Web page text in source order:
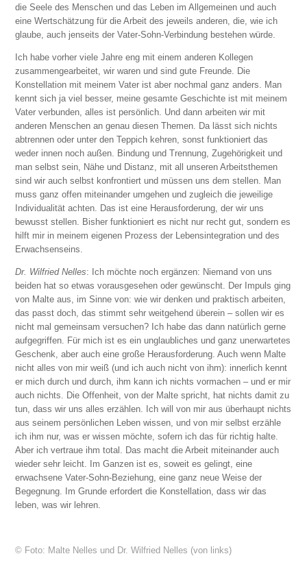
die Seele des Menschen und das Leben im Allgemeinen und auch
eine Wertschätzung für die Arbeit des jeweils anderen, die, wie ich
glaube, auch jenseits der Vater-Sohn-Verbindung bestehen würde.
Ich habe vorher viele Jahre eng mit einem anderen Kollegen
zusammengearbeitet, wir waren und sind gute Freunde. Die
Konstellation mit meinem Vater ist aber nochmal ganz anders. Man
kennt sich ja viel besser, meine gesamte Geschichte ist mit meinem
Vater verbunden, alles ist persönlich. Und dann arbeiten wir mit
anderen Menschen an genau diesen Themen. Da lässt sich nichts
abtrennen oder unter den Teppich kehren, sonst funktioniert das
weder innen noch außen. Bindung und Trennung, Zugehörigkeit und
man selbst sein, Nähe und Distanz, mit all unseren Arbeitsthemen
sind wir auch selbst konfrontiert und müssen uns dem stellen. Man
muss ganz offen miteinander umgehen und zugleich die jeweilige
Individualität achten. Das ist eine Herausforderung, der wir uns
bewusst stellen. Bisher funktioniert es nicht nur recht gut, sondern es
hilft mir in meinem eigenen Prozess der Lebensintegration und des
Erwachsenseins.
Dr. Wilfried Nelles: Ich möchte noch ergänzen: Niemand von uns
beiden hat so etwas vorausgesehen oder gewünscht. Der Impuls ging
von Malte aus, im Sinne von: wie wir denken und praktisch arbeiten,
das passt doch, das stimmt sehr weitgehend überein – sollen wir es
nicht mal gemeinsam versuchen? Ich habe das dann natürlich gerne
aufgegriffen. Für mich ist es ein unglaubliches und ganz unerwartetes
Geschenk, aber auch eine große Herausforderung. Auch wenn Malte
nicht alles von mir weiß (und ich auch nicht von ihm): innerlich kennt
er mich durch und durch, ihm kann ich nichts vormachen – und er mir
auch nichts. Die Offenheit, von der Malte spricht, hat nichts damit zu
tun, dass wir uns alles erzählen. Ich will von mir aus überhaupt nichts
aus seinem persönlichen Leben wissen, und von mir selbst erzähle
ich ihm nur, was er wissen möchte, sofern ich das für richtig halte.
Aber ich vertraue ihm total. Das macht die Arbeit miteinander auch
wieder sehr leicht. Im Ganzen ist es, soweit es gelingt, eine
erwachsene Vater-Sohn-Beziehung, eine ganz neue Weise der
Begegnung. Im Grunde erfordert die Konstellation, dass wir das
leben, was wir lehren.
© Foto: Malte Nelles und Dr. Wilfried Nelles (von links)